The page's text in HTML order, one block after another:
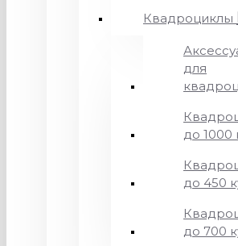
Квадроциклы
для
до 1000
до 450
до 700